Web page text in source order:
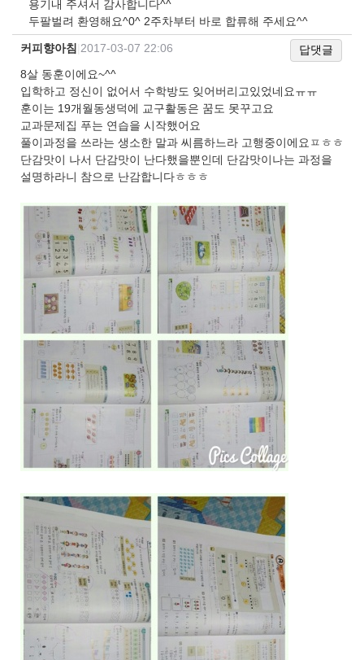
용기내 주셔서 감사합니다^^
두팔벌려 환영해요^0^ 2주차부터 바로 합류해 주세요^^
커피향아침 2017-03-07 22:06
답댓글
8살 동훈이에요~^^
입학하고 정신이 없어서 수학방도 잊어버리고있었네요ㅠㅠ
훈이는 19개월동생덕에 교구활동은 꿈도 못꾸고요
교과문제집 푸는 연습을 시작했어요
풀이과정을 쓰라는 생소한 말과 씨름하느라 고행중이에요ㅍㅎㅎ
단감맛이 나서 단감맛이 난다했을뿐인데 단감맛이나는 과정을
설명하라니 참으로 난감합니다ㅎㅎㅎ